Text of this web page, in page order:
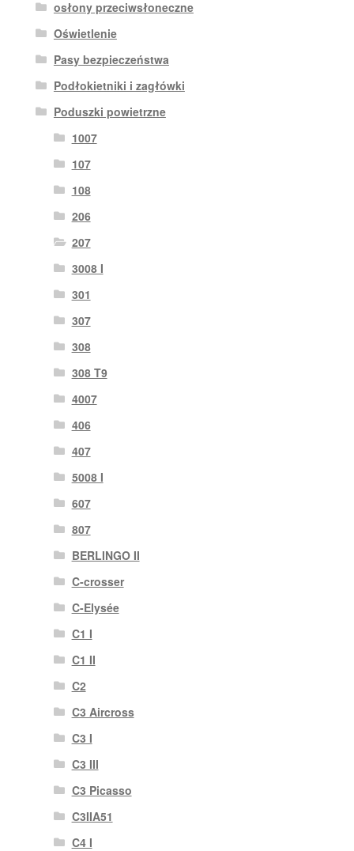
osłony przeciwsłoneczne
Oświetlenie
Pasy bezpieczeństwa
Podłokietniki i zagłówki
Poduszki powietrzne
1007
107
108
206
207
3008 I
301
307
308
308 T9
4007
406
407
5008 I
607
807
BERLINGO II
C-crosser
C-Elysée
C1 I
C1 II
C2
C3 Aircross
C3 I
C3 III
C3 Picasso
C3IIA51
C4 I